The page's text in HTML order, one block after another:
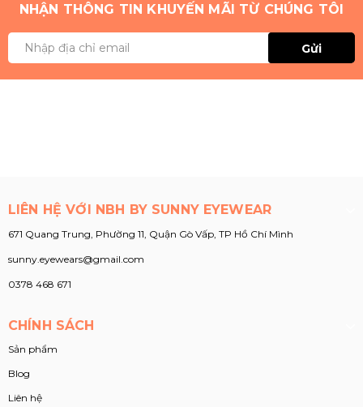
NHẬN THÔNG TIN KHUYẾN MÃI TỪ CHÚNG TÔI
Gửi
LIÊN HỆ VỚI NBH BY SUNNY EYEWEAR
671 Quang Trung, Phường 11, Quận Gò Vấp, TP Hồ Chí Mình
sunny.eyewears@gmail.com
0378 468 671
CHÍNH SÁCH
Sản phẩm
Blog
Liên hệ